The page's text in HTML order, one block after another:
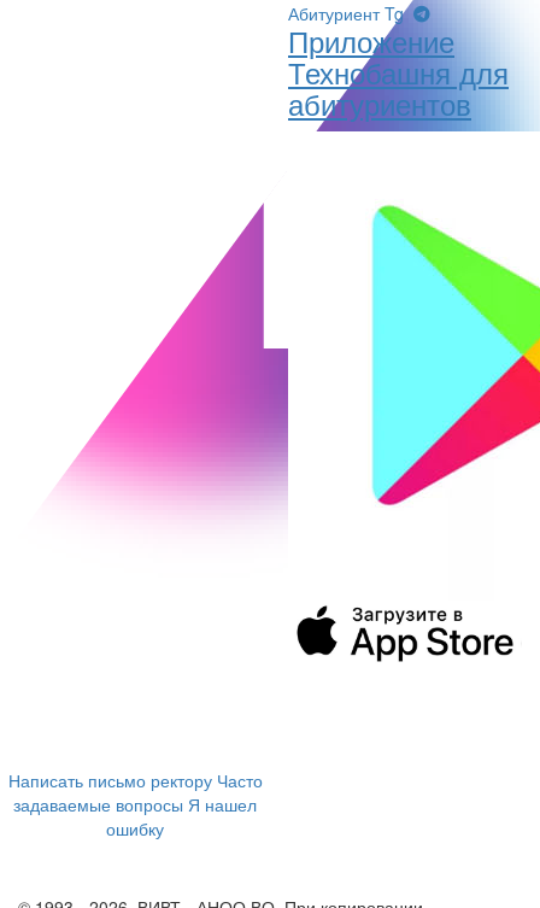
Написать письмо ректору Часто
задаваемые вопросы Я нашел
ошибку
Абитуриент Tg
Приложение
Технобашня для
абитуриентов